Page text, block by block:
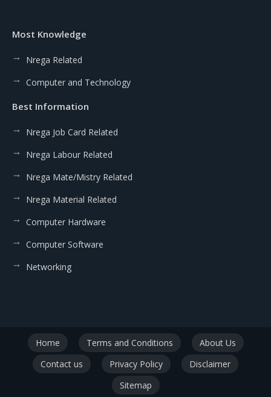
Most Knowledge
Nrega Related
Computer and Technology
Best Information
Nrega Job Card Related
Nrega Labour Related
Nrega Mate/Mistry Related
Nrega Material Related
Computer Hardware
Computer Software
Networking
Home Terms and Conditions
About Us
Contact us
Privacy Policy
Disclaimer
Sitemap